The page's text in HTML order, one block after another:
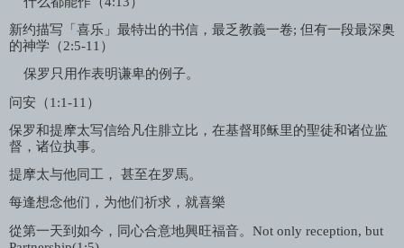
新约描写「喜乐」最特出的书信，最乏教義一卷; 但有一段最深奥
的神学（2:5-11 ）
保罗只用作表明谦卑的例子。
问安（1:1-11 ）
保罗和提摩太写信给凡住腓立比，在基督耶稣里的聖徒和诸位监
督，诸位执事。
提摩太与他同工， 甚至在罗馬。
每逢想念他们，为他们祈求，就喜樂
從第一天到如今，同心合意地興旺福音。 Not only reception, but